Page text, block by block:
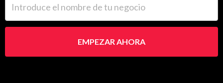
EMPEZAR AHORA